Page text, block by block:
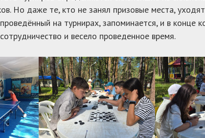
Но даже те, кто не занял призовые места,
на турнирах, запоминается, и в конце
и весело проведенное время.